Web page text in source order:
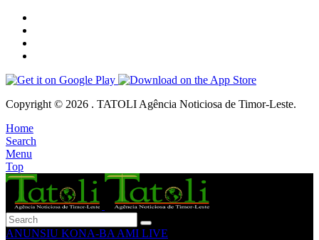
Copyright © 2026 . TATOLI Agência Noticiosa de Timor-Leste.
Home
Search
Menu
Top
ANUNSIU KONA-BA AMI LIVE